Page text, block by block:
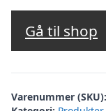
Gå til shop
Varenummer (SKU):